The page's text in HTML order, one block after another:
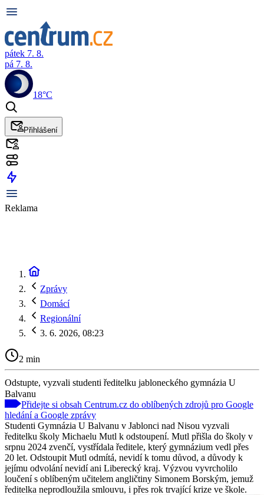
pátek 7. 8.
pá 7. 8.
18°C
Přihlášení
Reklama
Zprávy
Domácí
Regionální
3. 6. 2026, 08:23
2 min
Odstupte, vyzvali studenti ředitelku jabloneckého gymnázia U
Balvanu
Přidejte si obsah Centrum.cz do oblíbených zdrojů pro Google
hledání a Google zprávy
Studenti Gymnázia U Balvanu v Jablonci nad Nisou vyzvali
ředitelku školy Michaelu Mutl k odstoupení. Mutl přišla do školy v
srpnu 2024 zvenčí, vystřídala ředitele, který gymnázium vedl přes
20 let. Odstoupit Mutl odmítá, nevidí k tomu důvod, a důvody k
jejímu odvolání nevidí ani Liberecký kraj. Výzvou vyvrcholilo
loučení s oblíbeným učitelem angličtiny Simonem Borským, jemuž
ředitelka neprodloužila smlouvu, i přes rok trvající krize ve škole.